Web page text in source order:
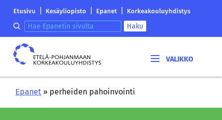
Etelä-
korkeakouluyhdistyksen
saapumissivu
Etusivu Kesäyliopisto Epanet Korkeakouluyhdistys
Hae epanetin sivulta Haku
Etelä-
Pohjanmaan
Epanet » perheiden pahoinvointi